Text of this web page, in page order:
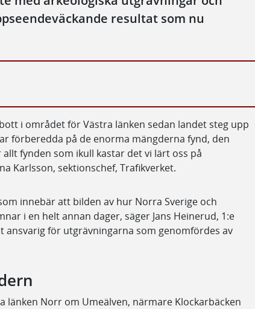
resultat som nu
i området för Västra länken sedan landet steg upp
förberedda på de enorma mängderna fynd, den
fynden som ikull kastar det vi lärt oss på
Karlsson, sektionschef, Trafikverket.
innebär att bilden av hur Norra Sverige och
i en helt annan dager, säger Jans Heinerud, 1:e
ansvarig för utgrävningarna som genomfördes av
länken Norr om Umeälven, närmare Klockarbäcken